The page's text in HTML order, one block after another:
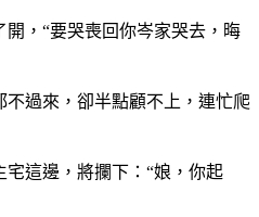
，“要哭喪回你岑家哭去，晦
不過來，卻半點顧不上，連忙爬
宅這邊，將攔下：“娘，你起